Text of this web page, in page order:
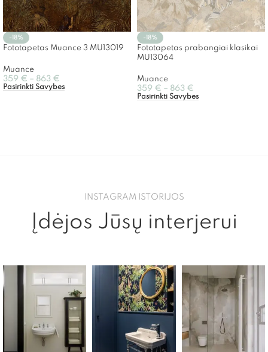
-18%
Fototapetas Muance 3 MU13019
Muance
359 € – 863 €
Pasirinkti Savybes
-18%
Fototapetas prabangiai klasikai
MU13064
Muance
359 € – 863 €
Pasirinkti Savybes
INSTAGRAM ISTORIJOS
Įdėjos Jūsų interjerui